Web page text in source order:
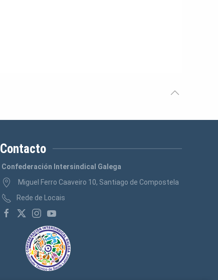
Contacto
Confederación Intersindical Galega
Miguel Ferro Caaveiro 10, Santiago de Compostela
Rede de Locais